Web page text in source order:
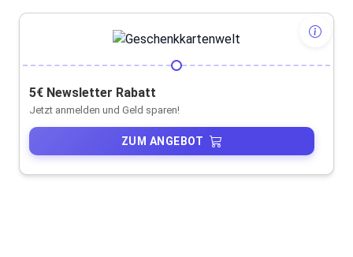
5€ Newsletter Rabatt
Jetzt anmelden und Geld sparen!
ZUM ANGEBOT